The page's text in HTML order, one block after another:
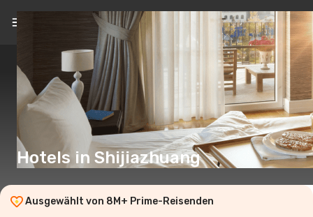
DE(€)
Hotels in Shijiazhuang
Ausgewählt von 8M+ Prime-Reisenden